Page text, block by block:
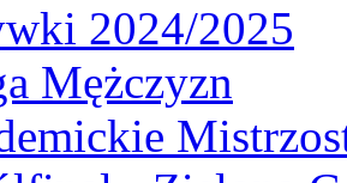
2024/2025
Mężczyzn